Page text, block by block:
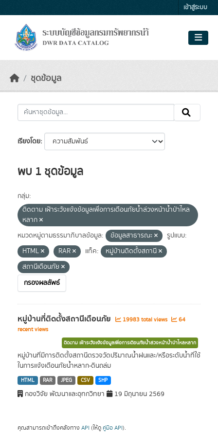
เข้าสู่ระบบ
ชุดข้อมูล
เรียงโดย
พบ 1 ชุดข้อมูล
กลุ่ม:
ติดตาม เฝ้าระวังแจ้งข้อมูลเพื่อการเตือนภัยน้ำล่วงหน้าน้ำป่าไหล
หลาก
หมวดหมู่ตามธรรมาภิบาลข้อมูล:
ข้อมูลสาธารณะ
รูปแบบ:
HTML
RAR แท็ค:
หมู่บ้านติดตั้งสถานี
สถานีเตือนภัย
กรองผลลัพธ์
หมู่บ้านที่ติดตั้งสถานีเตือนภัย 19983 total views
64
recent views
ติดตาม เฝ้าระวังแจ้งข้อมูลเพื่อการเตือนภัยน้ำล่วงหน้าน้ำป่าไหลหลาก
หมู่บ้านที่มีการติดตั้งสถานีตรวจวัดปริมาณน้ำฝนและ/หรือระดับน้ำที่ใช้
ในการแจ้งเตือนภัยน้ำหลาก-ดินถล่ม
HTML RAR JPEG CSV SHP
กองวิจัย พัฒนาและอุทกวิทยา 19 มิถุนายน 2569
คุณสามารถเข้าถึงคลังทาง API (ให้ดู คู่มือ API).